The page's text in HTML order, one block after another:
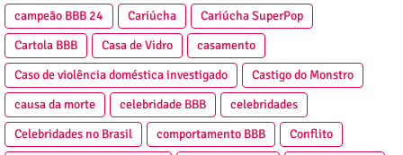
campeão BBB 24
Cariúcha
Cariúcha SuperPop
Cartola BBB
Casa de Vidro
casamento
Caso de violência doméstica investigado
Castigo do Monstro
causa da morte
celebridade BBB
celebridades
Celebridades no Brasil
comportamento BBB
Conflito